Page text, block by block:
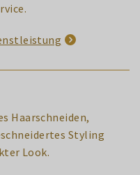
Haarschneiden,
Styling
Look.